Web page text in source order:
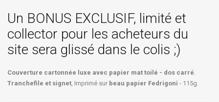
Un BONUS EXCLUSIF, limité et
collector pour les acheteurs du
site sera glissé dans le colis ;)
Couverture cartonnée luxe avec papier mat toilé - dos carré.
Tranchefile et signet, Imprimé sur beau papier Fedrigoni - 115g.